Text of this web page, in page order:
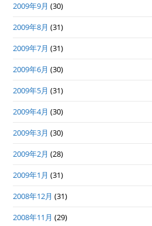
2009年9月 (30)
2009年8月 (31)
2009年7月 (31)
2009年6月 (30)
2009年5月 (31)
2009年4月 (30)
2009年3月 (30)
2009年2月 (28)
2009年1月 (31)
2008年12月 (31)
2008年11月 (29)